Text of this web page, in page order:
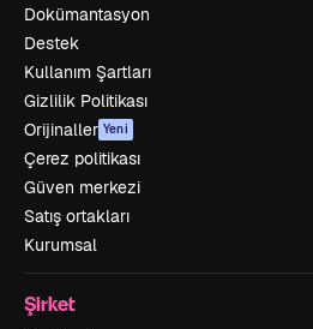
Dokümantasyon
Destek
Kullanım Şartları
Gizlilik Politikası
Orijinaller Yeni
Çerez politikası
Güven merkezi
Satış ortakları
Kurumsal
Şirket